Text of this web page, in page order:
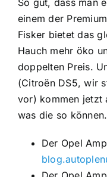
So gut, dass man
einem der
Fisker bietet das
Hauch mehr öko
doppelten Preis.
(Citroën DS5, wir
vor) kommen jetzt
was die so
Der Opel